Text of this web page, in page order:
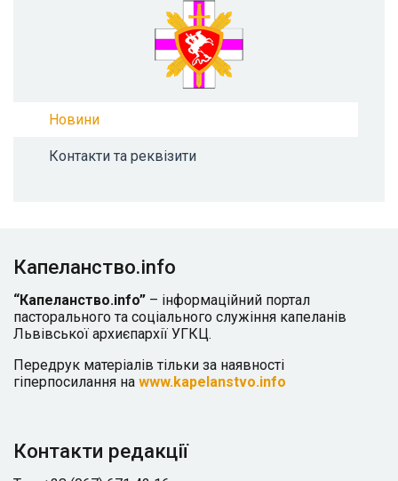
Новини
Контакти та реквізити
Капеланство.info
“Капеланство.info” – інформаційний портал
пасторального та соціального служіння капеланів
Львівської архиєпархії УГКЦ.
Передрук матеріалів тільки за наявності
гіперпосилання на www.kapelanstvo.info
Контакти редакції